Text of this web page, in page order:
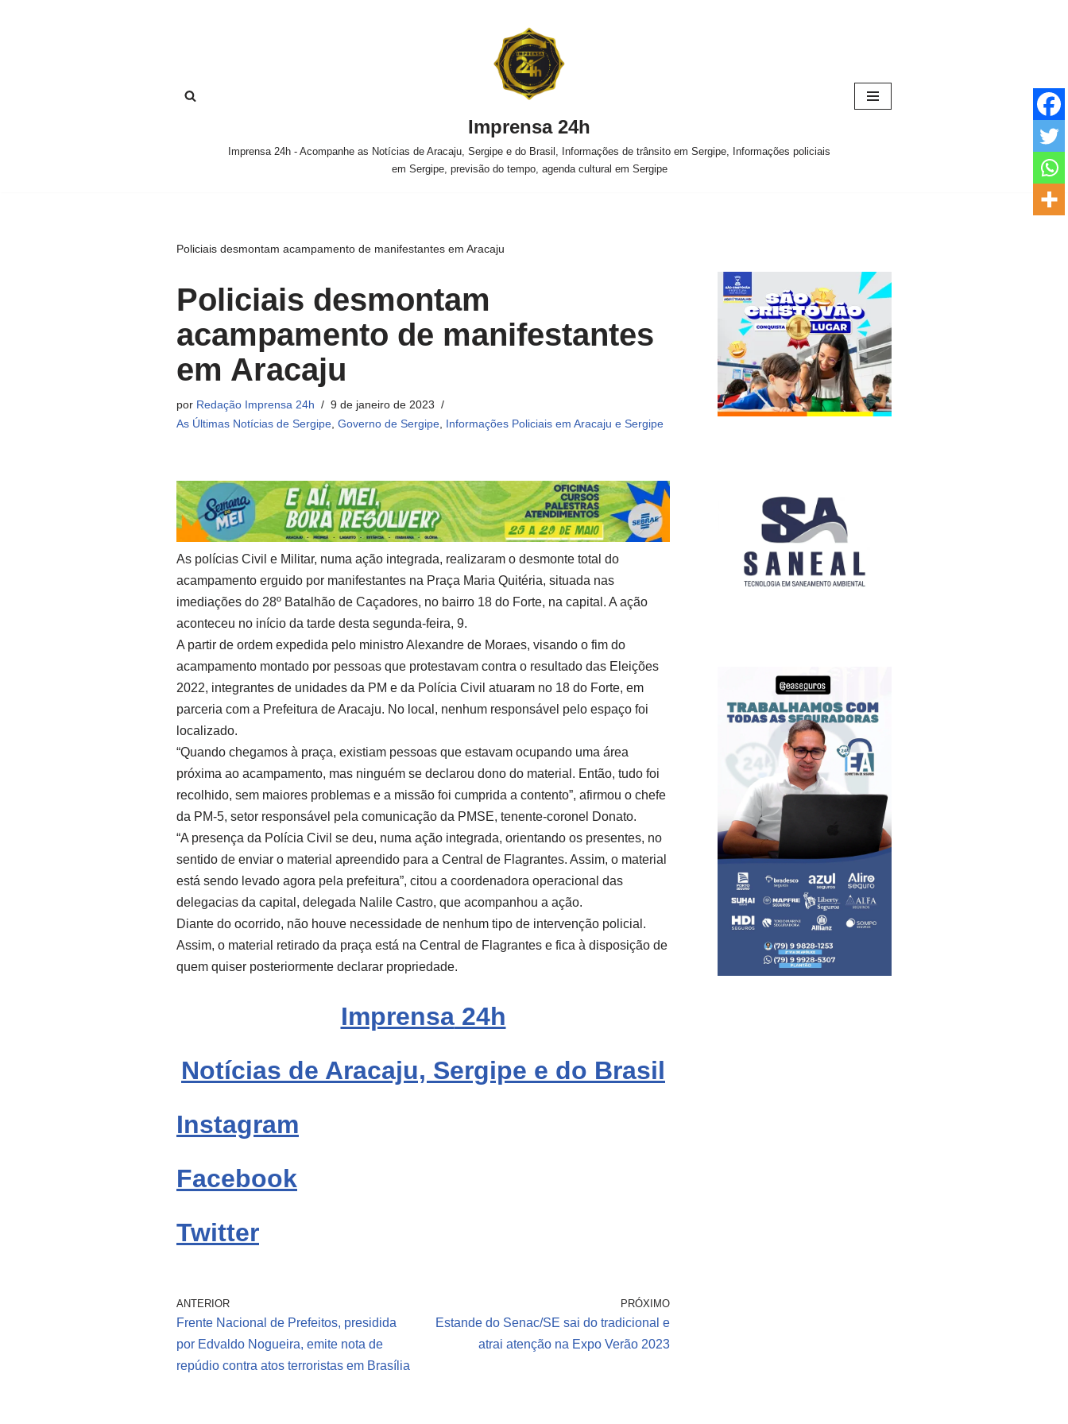
Imprensa 24h
Imprensa 24h - Acompanhe as Notícias de Aracaju, Sergipe e do Brasil, Informações de trânsito em Sergipe, Informações policiais
em Sergipe, previsão do tempo, agenda cultural em Sergipe
Policiais desmontam acampamento de manifestantes em Aracaju
Policiais desmontam
acampamento de manifestantes
em Aracaju
por Redação Imprensa 24h
9 de janeiro de 2023
As Últimas Notícias de Sergipe Governo de Sergipe Informações Policiais em Aracaju e Sergipe
As polícias Civil e Militar, numa ação integrada, realizaram o desmonte total do
acampamento erguido por manifestantes na Praça Maria Quitéria, situada nas
imediações do 28º Batalhão de Caçadores, no bairro 18 do Forte, na capital. A ação
aconteceu no início da tarde desta segunda-feira, 9.
A partir de ordem expedida pelo ministro Alexandre de Moraes, visando o fim do
acampamento montado por pessoas que protestavam contra o resultado das Eleições
2022, integrantes de unidades da PM e da Polícia Civil atuaram no 18 do Forte, em
parceria com a Prefeitura de Aracaju. No local, nenhum responsável pelo espaço foi
localizado.
“Quando chegamos à praça, existiam pessoas que estavam ocupando uma área
próxima ao acampamento, mas ninguém se declarou dono do material. Então, tudo foi
recolhido, sem maiores problemas e a missão foi cumprida a contento”, afirmou o chefe
da PM-5, setor responsável pela comunicação da PMSE, tenente-coronel Donato.
“A presença da Polícia Civil se deu, numa ação integrada, orientando os presentes, no
sentido de enviar o material apreendido para a Central de Flagrantes. Assim, o material
está sendo levado agora pela prefeitura”, citou a coordenadora operacional das
delegacias da capital, delegada Nalile Castro, que acompanhou a ação.
Diante do ocorrido, não houve necessidade de nenhum tipo de intervenção policial.
Assim, o material retirado da praça está na Central de Flagrantes e fica à disposição de
quem quiser posteriormente declarar propriedade.
Imprensa24h
Notícias de Aracaju, Sergipe e do Brasil
Instagram
Facebook
Twitter
ANTERIOR
Frente Nacional de Prefeitos, presidida
por Edvaldo Nogueira, emite nota de
repúdio contra atos terroristas em Brasília
PRÓXIMO
Estande do Senac/SE sai do tradicional e
atrai atenção na Expo Verão 2023